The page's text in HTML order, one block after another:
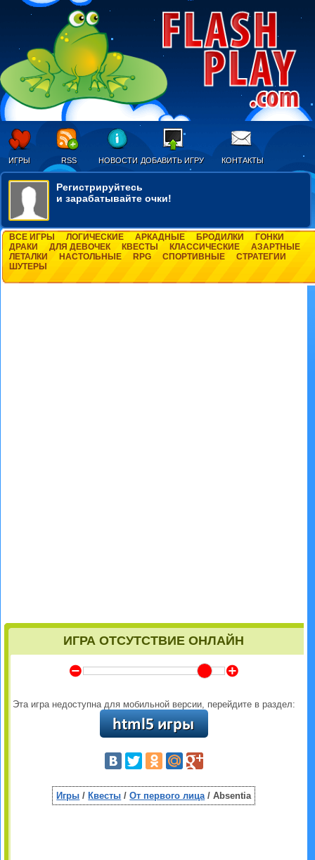
ИГРЫ RSS НОВОСТИ ДОБАВИТЬ ИГРУ КОНТАКТЫ
Регистрируйтесь
и зарабатывайте очки!
ВСЕ ИГРЫ ЛОГИЧЕСКИЕ АРКАДНЫЕ БРОДИЛКИ
ГОНКИ
ДРАКИ
ДЛЯ ДЕВОЧЕК КВЕСТЫ КЛАССИЧЕСКИЕ
АЗАРТНЫЕ
ЛЕТАЛКИ
НАСТОЛЬНЫЕ RPG СПОРТИВНЫЕ
СТРАТЕГИИ
ШУТЕРЫ
ИГРА ОТСУТСТВИЕ ОНЛАЙН
Y Z
Эта игра недоступна для мобильной версии, перейдите в раздел:
Игры / Квесты /От первого лица/ Absentia